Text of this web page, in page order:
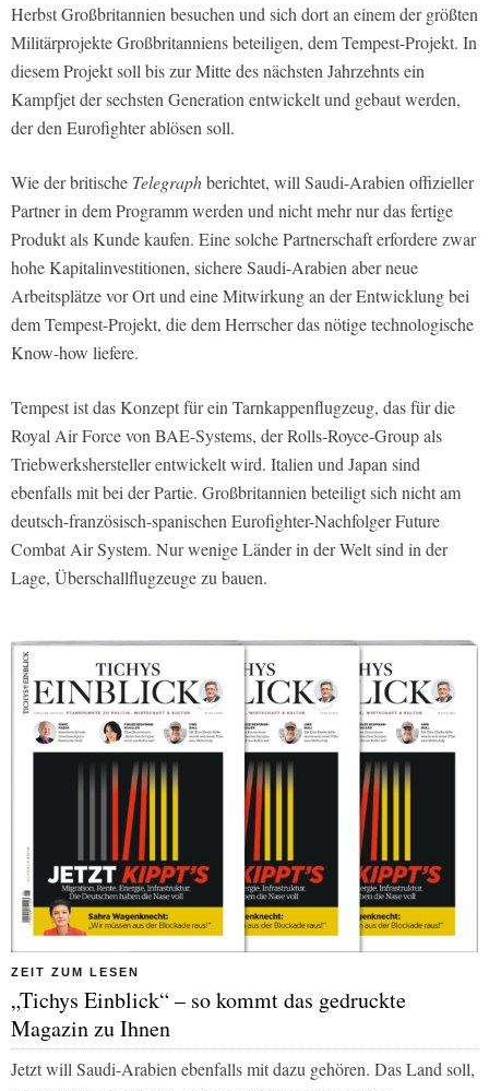
Herbst Großbritannien besuchen und sich dort an einem der größten
Militärprojekte Großbritanniens beteiligen, dem Tempest-Projekt. In
diesem Projekt soll bis zur Mitte des nächsten Jahrzehnts ein
Kampfjet der sechsten Generation entwickelt und gebaut werden,
der den Eurofighter ablösen soll.
Wie der britische Telegraphberichtet, will Saudi-Arabien offizieller
Partner in dem Programm werden und nicht mehr nur das fertige
Produkt als Kunde kaufen. Eine solche Partnerschaft erfordere zwar
hohe Kapitalinvestitionen, sichere Saudi-Arabien aber neue
Arbeitsplätze vor Ort und eine Mitwirkung an der Entwicklung bei
dem Tempest-Projekt, die dem Herrscher das nötige technologische
Know-how liefere.
Tempest ist das Konzept für ein Tarnkappenflugzeug, das für die
Royal Air Force von BAE-Systems, der Rolls-Royce-Group als
Triebwerkshersteller entwickelt wird. Italien und Japan sind
ebenfalls mit bei der Partie. Großbritannien beteiligt sich nicht am
deutsch-französisch-spanischen Eurofighter-Nachfolger Future
Combat Air System. Nur wenige Länder in der Welt sind in der
Lage, Überschallflugzeuge zu bauen.
ZEIT ZUM LESEN
„Tichys Einblick“ – so kommt das gedruckte
Magazin zu Ihnen
Jetzt will Saudi-Arabien ebenfalls mit dazu gehören. Das Land soll,